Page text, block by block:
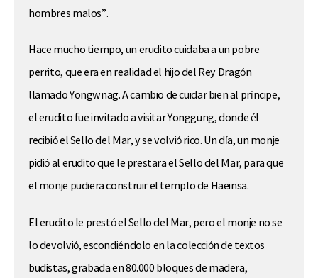
hombres malos”.
Hace mucho tiempo, un erudito cuidaba a un pobre
perrito, que era en realidad el hijo del Rey Dragón
llamado Yongwnag. A cambio de cuidar bien al príncipe,
el erudito fue invitado a visitar Yonggung, donde él
recibió el Sello del Mar, y se volvió rico. Un día, un monje
pidió al erudito que le prestara el Sello del Mar, para que
el monje pudiera construir el templo de Haeinsa.
El erudito le prestó el Sello del Mar, pero el monje no se
lo devolvió, escondiéndolo en la colección de textos
budistas, grabada en 80.000 bloques de madera,